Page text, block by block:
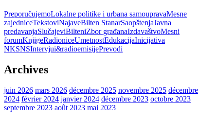
PreporučujemoLokalne politike i urbana samoupravaMesne
zajedniceTekstoviNajaveBilten StanarSaopštenjaJavna
predavanjaSlučajeviBilteniZbor građanaIzdavaštvoMesni
forumKnjigeRadioniceUmetnostEdukacijaInicijativa
NKSNSIntervjui&radioemisijePrevodi
Archives
juin 2026 mars 2026 décembre 2025 novembre 2025 décembre
2024 février 2024 janvier 2024 décembre 2023 octobre 2023
septembre 2023 août 2023 mai 2023